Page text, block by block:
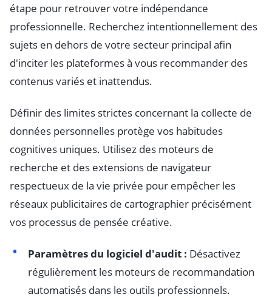
étape pour retrouver votre indépendance
professionnelle. Recherchez intentionnellement des
sujets en dehors de votre secteur principal afin
d'inciter les plateformes à vous recommander des
contenus variés et inattendus.
Définir des limites strictes concernant la collecte de
données personnelles protège vos habitudes
cognitives uniques. Utilisez des moteurs de
recherche et des extensions de navigateur
respectueux de la vie privée pour empêcher les
réseaux publicitaires de cartographier précisément
vos processus de pensée créative.
Paramètres du logiciel d'audit : Désactivez
régulièrement les moteurs de recommandation
automatisés dans les outils professionnels.